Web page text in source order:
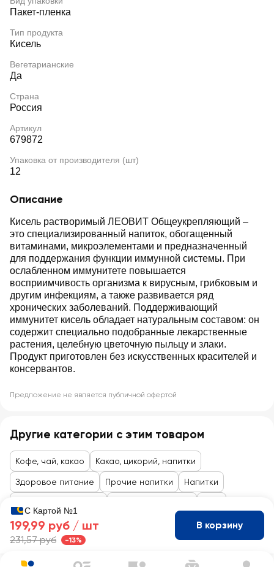
Пакет-пленка
Тип продукта
Кисель
Вегетарианские
Да
Страна
Россия
Артикул
679872
Упаковка от производителя (шт)
12
Описание
Кисель растворимый ЛЕОВИТ Общеукрепляющий –
это специализированный напиток, обогащенный
витаминами, микроэлементами и предназначенный
для поддержания функции иммунной системы. При
ослабленном иммунитете повышается
восприимчивость организма к вирусным, грибковым и
другим инфекциям, а также развивается ряд
хронических заболеваний. Поддерживающий
иммунитет кисель обладает натуральным составом: он
содержит специально подобранные лекарственные
растения, целебную цветочную пыльцу и злаки.
Продукт приготовлен без искусственных красителей и
консервантов.
Предложение не является публичной офертой
Другие категории с этим товаром
Кофе, чай, какао Какао, цикорий, напитки
Здоровое питание Прочие напитки Напитки
С Картой №1
199,99 руб / шт
231,57 руб -13%
В корзину